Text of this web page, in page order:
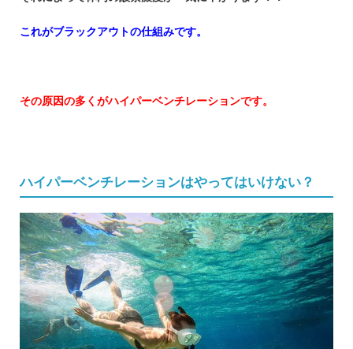
これがブラックアウトの仕組みです。
その原因の多くがハイパーベンチレーションです。
ハイパーベンチレーションはやってはいけない？